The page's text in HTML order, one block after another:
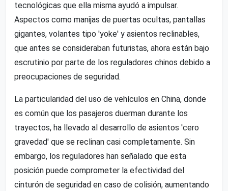
tecnológicas que ella misma ayudó a impulsar.
Aspectos como manijas de puertas ocultas, pantallas
gigantes, volantes tipo 'yoke' y asientos reclinables,
que antes se consideraban futuristas, ahora están bajo
escrutinio por parte de los reguladores chinos debido a
preocupaciones de seguridad.
La particularidad del uso de vehículos en China, donde
es común que los pasajeros duerman durante los
trayectos, ha llevado al desarrollo de asientos 'cero
gravedad' que se reclinan casi completamente. Sin
embargo, los reguladores han señalado que esta
posición puede comprometer la efectividad del
cinturón de seguridad en caso de colisión, aumentando